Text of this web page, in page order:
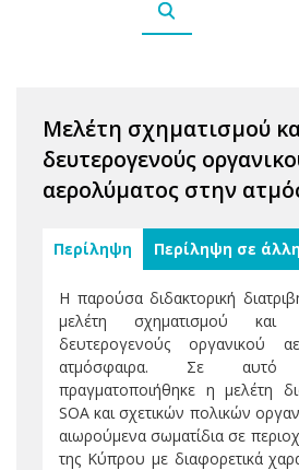
Μελέτη σχηματισμού
δευτερογενούς
αερολύματος στην
Περίληψη Περίληψη σε
Η παρούσα διδακτορική
μελέτη σχηματισμού και
δευτερογενούς οργανικού
ατμόσφαιρα. Σε αυτό
πραγματοποιήθηκε η μελέτη
SOA και σχετικών πολικών
αιωρούμενα σωματίδια σε
της Κύπρου με διαφορετικά